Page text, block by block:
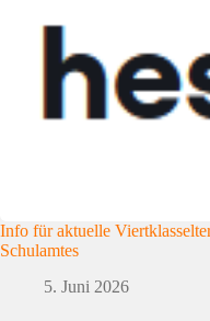
Info für aktuelle
Schulamtes
5. Juni 2026